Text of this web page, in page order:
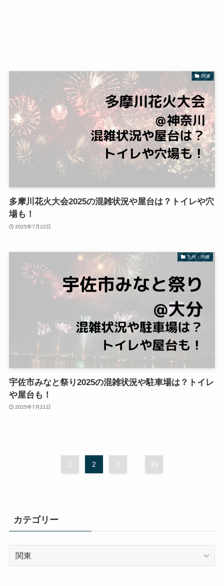
関東
多摩川花火大会2025の混雑状況や屋台は？トイレや穴
場も！
2025年7月22日
九州・沖縄
宇佐市みなと祭り2025の混雑状況や駐車場は？トイレ
や屋台も！
2025年7月21日
1 2 3 33
カテゴリー
カ